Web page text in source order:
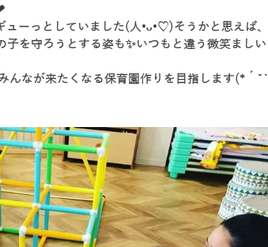
ーっとしていました(人•ᴗ•♡)そうかと思えば、
子を守ろうとする姿も✨いつもと違う微笑ましい
んなが来たくなる保育園作りを目指します(*´˘`